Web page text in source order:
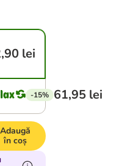
lei
-15% 61,95 lei
Adaugă
în coș